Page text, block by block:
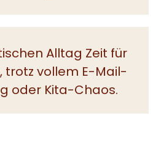
Alltag Zeit für
trotz vollem E-Mail-
oder Kita-Chaos.